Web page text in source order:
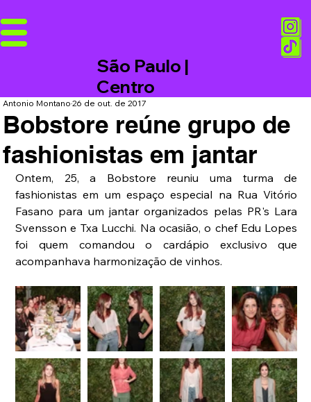
São Paulo |
Centro
Bobstore reúne grupo de
fashionistas em jantar
Antonio Montano26 de out. de 2017
Ontem, 25, a Bobstore reuniu uma turma de
fashionistas em um espaço especial na Rua Vitório
Fasano para um jantar organizados pelas PR's Lara
Svensson e Txa Lucchi. Na ocasião, o chef Edu Lopes
foi quem comandou o cardápio exclusivo que
acompanhava harmonização de vinhos.